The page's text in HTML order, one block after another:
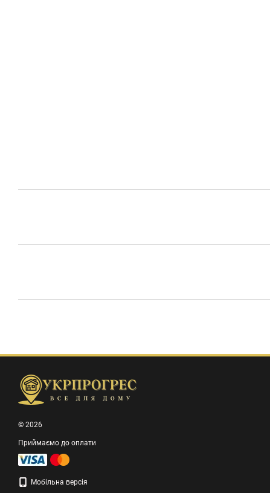
© 2026
Приймаємо до оплати
Мобільна версія